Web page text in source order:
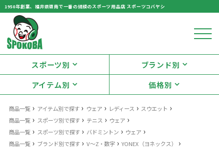
1950年創業、福井県嶺南で一番の規模のスポーツ用品店 スポーツコバヤシ
スポーツ別
ブランド別
アイテム別
価格別
商品一覧 › アイテム別で探す› ウェア› レディース › スウエット ›
商品一覧 › スポーツ別で探す› テニス › ウェア ›
商品一覧 › スポーツ別で探す› バドミントン› ウェア ›
商品一覧 › ブランド別で探す› V〜Z・数字›YONEX（ヨネックス） ›